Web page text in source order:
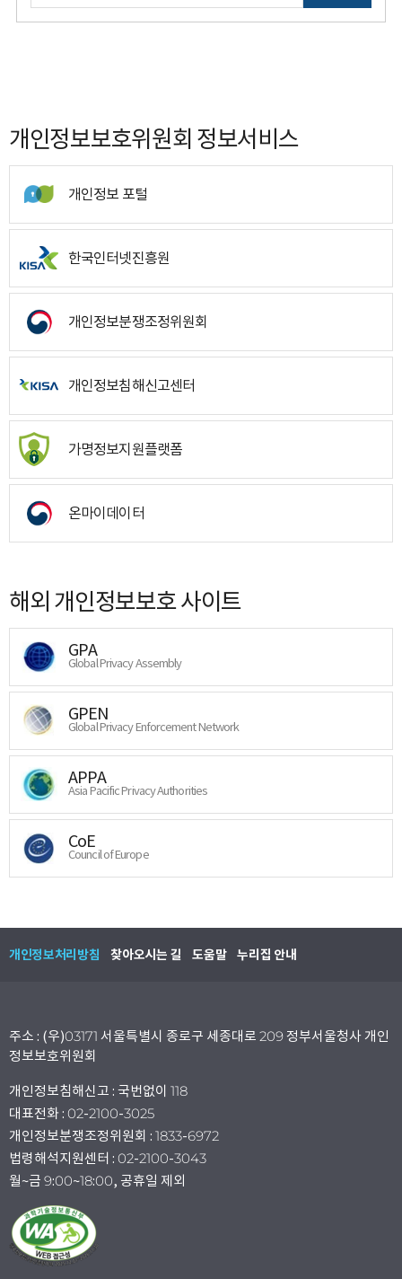
개인정보보호위원회 정보서비스
개인정보 포털
한국인터넷진흥원
개인정보분쟁조정위원회
개인정보침해신고센터
가명정보지원플랫폼
온마이데이터
해외 개인정보보호 사이트
GPA
Global Privacy Assembly
GPEN
Global Privacy Enforcement Network
APPA
Asia Pacific Privacy Authorities
CoE
Council of Europe
개인정보처리방침 찾아오시는 길 도움말 누리집 안내
주소 : (우)03171 서울특별시 종로구 세종대로 209 정부서울청사 개인
정보보호위원회
개인정보침해신고 : 국번없이 118
대표전화 : 02-2100-3025
개인정보분쟁조정위원회 : 1833-6972
법령해석지원센터 : 02-2100-3043
월~금 9:00~18:00, 공휴일 제외